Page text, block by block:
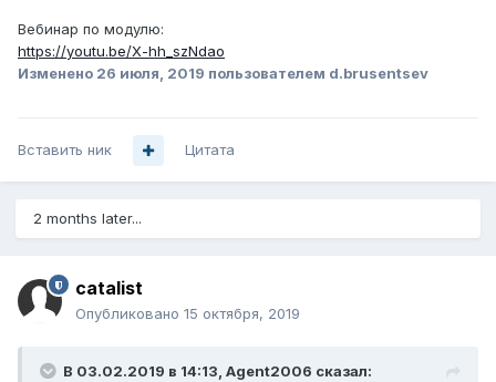
Вебинар по модулю:
https://youtu.be/X-hh_szNdao
Изменено 26 июля, 2019 пользователем d.brusentsev
Вставить ник Цитата
2 months later...
catalist
Опубликовано 15 октября, 2019
В 03.02.2019 в 14:13, Agent2006 сказал: